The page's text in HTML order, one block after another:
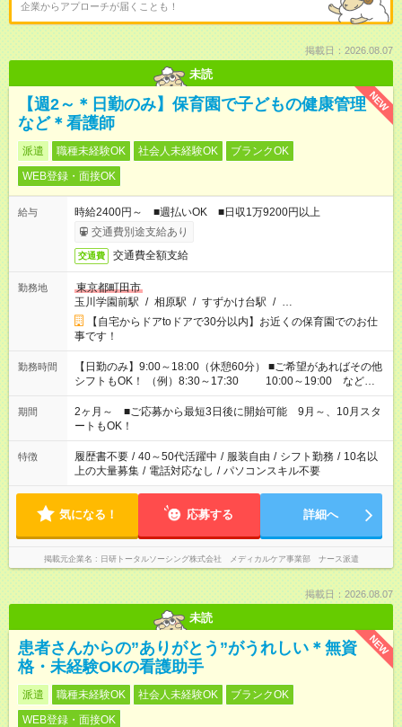
企業からアプローチが届くことも！
掲載日：2026.08.07
未読
NEW
【週2～＊日勤のみ】保育園で子どもの健康管理
など＊看護師
派遣 職種未経験OK 社会人未経験OK
ブランクOK
WEB登録・面接OK
給与
時給2400円～ ■週払いOK ■日収1万9200円以上
交通費別途支給あり
交通費 交通費全額支給
勤務地
東京都町田市
玉川学園前駅 / 相原駅 / すずかけ台駅 / …
【自宅からドアtoドアで30分以内】お近くの保育園でのお仕
事です！
勤務時間
【日勤のみ】9:00～18:00（休憩60分） ■ご希望があればその他
シフトもOK！ （例）8:30～17:30 10:00～19:00 など
「家族とお休みを合わせたい」 「余裕を持って夕飯の準備がし
たい」 「できれば残業はしたくない」 など、ご希望があれば教
えてくださいね。 ※Wワーク希望の方へ 今ご覧のお仕事で希望
する勤務時間と、もう1つのお仕事の勤務時間。 合計で週40時
間を超える場合は応募できません
期間
2ヶ月～ ■ご応募から最短3日後に開始可能 9月～、10月スタ
ートもOK！
特徴 履歴書不要 / 40～50代活躍中 / 服装自由 / シフト勤務 / 10名以
上の大量募集 / 電話対応なし / パソコンスキル不要
気になる！ 応募する 詳細へ
掲載元企業名 日研トータルソーシング株式会社 メディカルケア事業部 ナース派遣
掲載日：2026.08.07
未読
NEW
患者さんからの”ありがとう”がうれしい＊無資
格・未経験OKの看護助手
派遣 職種未経験OK 社会人未経験OK
ブランクOK
WEB登録・面接OK